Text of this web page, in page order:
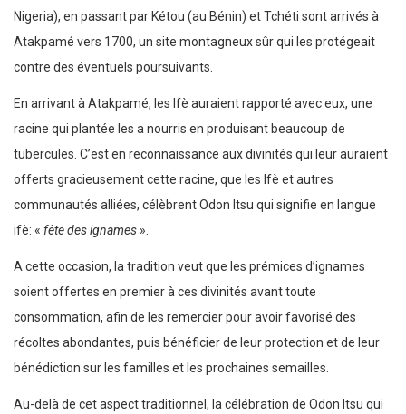
Nigeria), en passant par Kétou (au Bénin) et Tchéti sont arrivés à
Atakpamé vers 1700, un site montagneux sûr qui les protégeait
contre des éventuels poursuivants.
En arrivant à Atakpamé, les Ifè auraient rapporté avec eux, une
racine qui plantée les a nourris en produisant beaucoup de
tubercules. C’est en reconnaissance aux divinités qui leur auraient
offerts gracieusement cette racine, que les Ifè et autres
communautés alliées, célèbrent Odon Itsu qui signifie en langue
ifè: « fête des ignames ».
A cette occasion, la tradition veut que les prémices d’ignames
soient offertes en premier à ces divinités avant toute
consommation, afin de les remercier pour avoir favorisé des
récoltes abondantes, puis bénéficier de leur protection et de leur
bénédiction sur les familles et les prochaines semailles.
Au-delà de cet aspect traditionnel, la célébration de Odon Itsu qui